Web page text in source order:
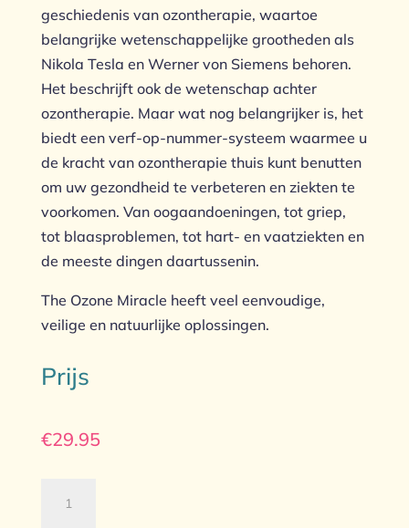
geschiedenis van ozontherapie, waartoe
belangrijke wetenschappelijke grootheden als
Nikola Tesla en Werner von Siemens behoren.
Het beschrijft ook de wetenschap achter
ozontherapie. Maar wat nog belangrijker is, het
biedt een verf-op-nummer-systeem waarmee u
de kracht van ozontherapie thuis kunt benutten
om uw gezondheid te verbeteren en ziekten te
voorkomen. Van oogaandoeningen, tot griep,
tot blaasproblemen, tot hart- en vaatziekten en
de meeste dingen daartussenin.
The Ozone Miracle heeft veel eenvoudige,
veilige en natuurlijke oplossingen.
Prijs
€29.95